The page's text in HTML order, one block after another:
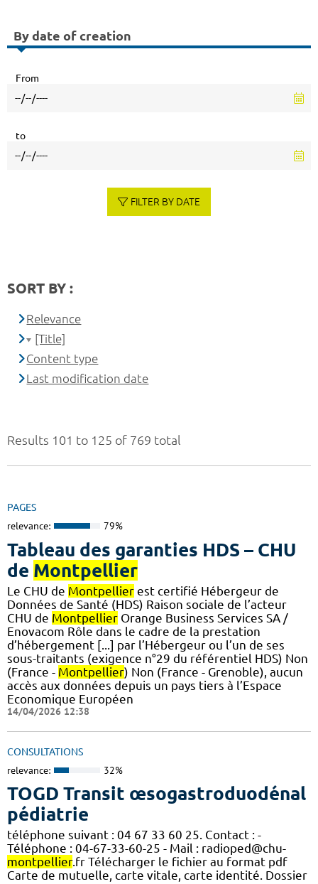
Results 101 to 125 of 769 total
PAGES
relevance: 79%
Tableau des garanties HDS – CHU
de Montpellier
Le CHU de Montpellier est certifié Hébergeur de
Données de Santé (HDS) Raison sociale de l’acteur
CHU de Montpellier Orange Business Services SA /
Enovacom Rôle dans le cadre de la prestation
d’hébergement [...] par l’Hébergeur ou l’un de ses
sous-traitants (exigence n°29 du référentiel HDS) Non
(France - Montpellier) Non (France - Grenoble), aucun
accès aux données depuis un pays tiers à l’Espace
Economique Européen
14/04/2026 12:38
CONSULTATIONS
relevance: 32%
TOGD Transit œsogastroduodénal
pédiatrie
téléphone suivant : 04 67 33 60 25. Contact : -
Téléphone : 04-67-33-60-25 - Mail : radioped@chu-
montpellier.fr Télécharger le fichier au format pdf
Carte de mutuelle, carte vitale, carte identité. Dossier
By date of creation
From
to
FILTER BY DATE
SORT BY :
Relevance
[Title]
Content type
Last modification date